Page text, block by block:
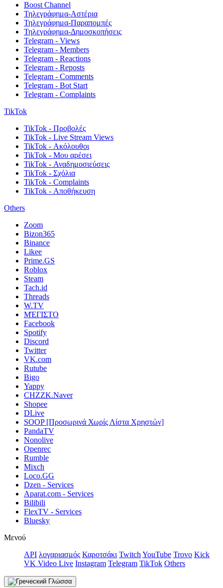
Boost Channel
Τηλεγράφημα-Αστέρια
Τηλεγράφημα-Παραπομπές
Τηλεγράφημα-Δημοσκοπήσεις
Telegram - Views
Telegram - Members
Telegram - Reactions
Telegram - Reposts
Telegram - Comments
Telegram - Bot Start
Telegram - Complaints
TikTok
TikTok - Προβολές
TikTok - Live Stream Views
TikTok - Ακόλουθοι
TikTok - Μου αρέσει
TikTok - Αναδημοσιεύσεις
TikTok - Σχόλια
TikTok - Complaints
TikTok - Αποθήκευση
Others
Zoom
Bizon365
Binance
Likee
Prime.GS
Roblox
Steam
Tach.id
Threads
W.TV
ΜΈΓΙΣΤΟ
Facebook
Spotify
Discord
Twitter
VK.com
Rutube
Bigo
Yappy
CHZZK.Naver
Shopee
DLive
SOOP [Προσωρινά Χωρίς Λίστα Χρηστών]
PandaTV
Nonolive
Openrec
Rumble
Mixch
Loco.GG
Dzen - Services
Aparat.com - Services
Bilibili
FlexTV - Services
Bluesky
Μενού
API λογαριασμός Καροτσάκι Twitch YouTube Trovo Kick
VK Video Live Instagram Telegram TikTok Others
Γλώσσα